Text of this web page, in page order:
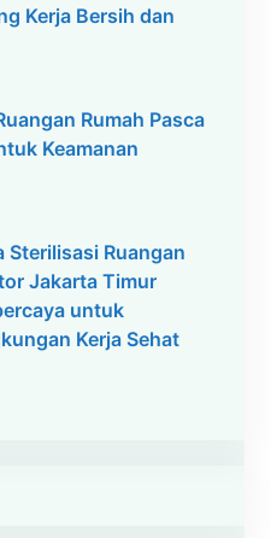
Kerja Bersih dan
Rumah Pasca
Keamanan
Sterilisasi Ruangan
Jakarta Timur
untuk
Kerja Sehat